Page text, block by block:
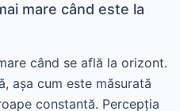
mare când este la
când se află la orizont.
așa cum este măsurată
constantă. Percepția